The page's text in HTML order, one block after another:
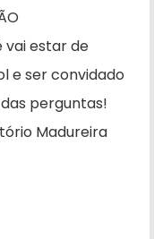
vai estar de
e ser convidado
perguntas!
Madureira